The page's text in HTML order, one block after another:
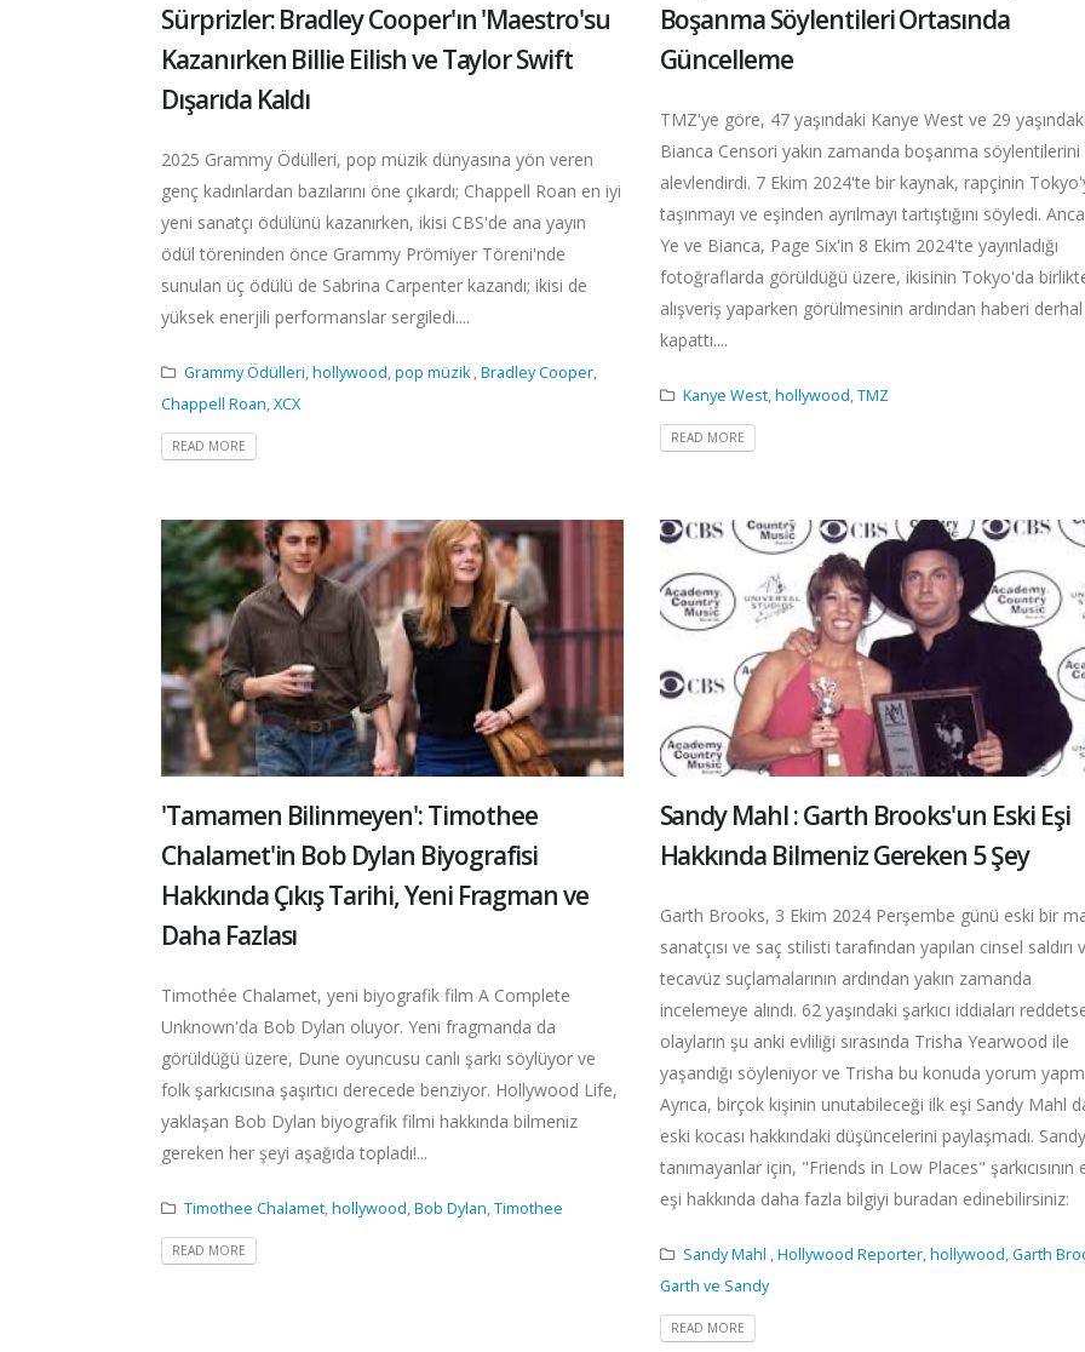
Sürprizler: Bradley Cooper'ın 'Maestro'su
Kazanırken Billie Eilish ve Taylor Swift
Dışarıda Kaldı
2025 Grammy Ödülleri, pop müzik dünyasına yön veren
genç kadınlardan bazılarını öne çıkardı; Chappell Roan en iyi
yeni sanatçı ödülünü kazanırken, ikisi CBS'de ana yayın
ödül töreninden önce Grammy Prömiyer Töreni'nde
sunulan üç ödülü de Sabrina Carpenter kazandı; ikisi de
yüksek enerjili performanslar sergiledi....
Grammy Ödülleri,hollywood,pop müzik,Bradley Cooper,
Chappell Roan,XCX
READ MORE
Boşanma Söylentileri Ortasında
Güncelleme
TMZ'ye göre, 47 yaşındaki Kanye West ve 29
Bianca Censori yakın zamanda boşanma söylentilerini
alevlendirdi. 7 Ekim 2024'te bir kaynak, rapçinin
taşınmayı ve eşinden ayrılmayı tartıştığını söyledi.
Ye ve Bianca, Page Six'in 8 Ekim 2024'te yayınladığı
fotoğraflarda görüldüğü üzere, ikisinin Tokyo'da
alışveriş yaparken görülmesinin ardından haberi derhal
kapattı....
Kanye West,hollywood,TMZ
READ MORE
'Tamamen Bilinmeyen': Timothee
Chalamet'in Bob Dylan Biyografisi
Hakkında Çıkış Tarihi, Yeni Fragman ve
Daha Fazlası
Timothée Chalamet, yeni biyografik film A Complete
Unknown'da Bob Dylan oluyor. Yeni fragmanda da
görüldüğü üzere, Dune oyuncusu canlı şarkı söylüyor ve
folk şarkıcısına şaşırtıcı derecede benziyor. Hollywood Life,
yaklaşan Bob Dylan biyografik filmi hakkında bilmeniz
gereken her şeyi aşağıda topladı!...
Timothee Chalamet,hollywood,Bob Dylan,Timothee
READ MORE
Sandy Mahl : Garth Brooks'un Eski Eşi
Hakkında Bilmeniz Gereken 5 Şey
Garth Brooks, 3 Ekim 2024 Perşembe günü eski bir
sanatçısı ve saç stilisti tarafından yapılan cinsel saldırı
tecavüz suçlamalarının ardından yakın zamanda
incelemeye alındı. 62 yaşındaki şarkıcı iddiaları
olayların şu anki evliliği sırasında Trisha Yearwood ile
yaşandığı söyleniyor ve Trisha bu konuda yorum
Ayrıca, birçok kişinin unutabileceği ilk eşi Sandy Mahl
eski kocası hakkındaki düşüncelerini paylaşmadı.
tanımayanlar için, "Friends in Low Places" şarkıcısının
eşi hakkında daha fazla bilgiyi buradan edinebilirsiniz:
Sandy Mahl ,Hollywood Reporter,hollywood,Garth
Garth ve Sandy
READ MORE